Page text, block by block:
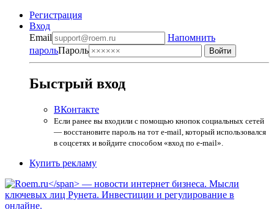
Регистрация
Вход
Email
Напомнить
парольПароль
Быстрый вход
ВКонтакте
Если ранее вы входили с помощью кнопок социальных сетей
— восстановите пароль на тот e-mail, который использовался
в соцсетях и войдите способом «вход по e-mail».
Купить рекламу